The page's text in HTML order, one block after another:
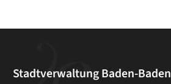
Stadtverwaltung Baden-Baden